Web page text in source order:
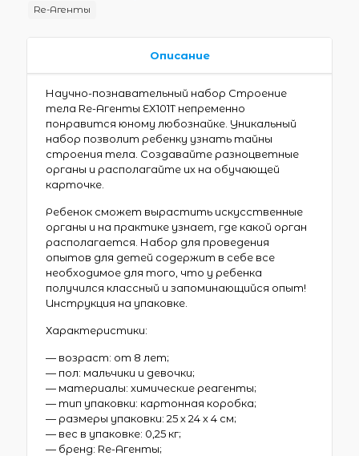
Re-Агенты
Описание
Научно-познавательный набор Строение
тела Re-Агенты EX101T непременно
понравится юному любознайке. Уникальный
набор позволит ребенку узнать тайны
строения тела. Создавайте разноцветные
органы и располагайте их на обучающей
карточке.
Ребенок сможет вырастить искусственные
органы и на практике узнает, где какой орган
располагается. Набор для проведения
опытов для детей содержит в себе все
необходимое для того, что у ребенка
получился классный и запоминающийся опыт!
Инструкция на упаковке.
Характеристики:
— возраст: от 8 лет;
— пол: мальчики и девочки;
— материалы: химические реагенты;
— тип упаковки: картонная коробка;
— размеры упаковки: 25 х 24 х 4 см;
— вес в упаковке: 0,25 кг;
— бренд: Re-Агенты;